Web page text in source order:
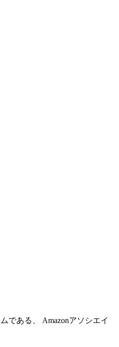
である、 Amazonアソシエイ